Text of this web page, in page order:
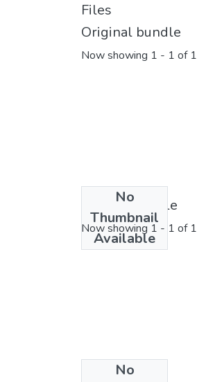
Files
Original bundle
Now showing 1 - 1 of 1
No
Thumbnail
Available
License bundle
Now showing 1 - 1 of 1
No
Collections